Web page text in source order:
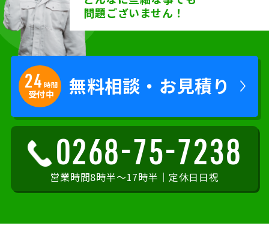
問題ございません！
24 時間
受付中 無料相談 ・ お見積り
0268-75-7238
営業時間8時半～17時半｜定休日日祝